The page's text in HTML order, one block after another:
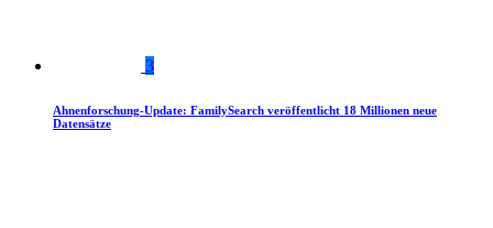
3
Ahnenforschung-Update: FamilySearch veröffentlicht 18 Millionen neue
Datensätze